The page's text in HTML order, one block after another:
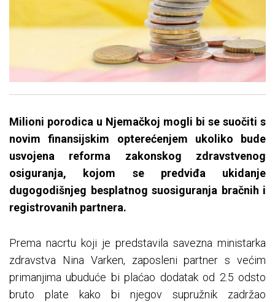
Milioni porodica u Njemačkoj mogli bi se suočiti s
novim finansijskim opterećenjem ukoliko bude
usvojena reforma zakonskog zdravstvenog
osiguranja, kojom se predviđa ukidanje
dugogodišnjeg besplatnog suosiguranja bračnih i
registrovanih partnera.
Prema nacrtu koji je predstavila savezna ministarka
zdravstva Nina Varken, zaposleni partner s većim
primanjima ubuduće bi plaćao dodatak od 2.5 odsto
bruto plate kako bi njegov supružnik zadržao